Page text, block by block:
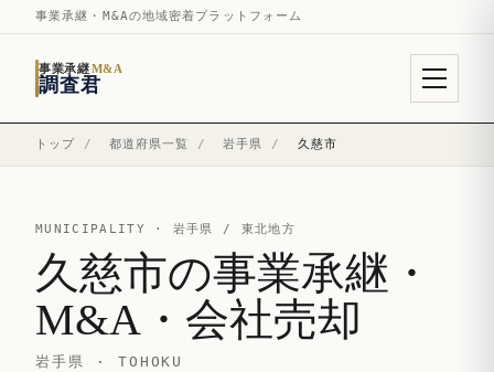
事業承継・M&Aの地域密着プラットフォーム
事業承継M&A
調査君
トップ / 都道府県一覧 / 岩手県 / 久慈市
MUNICIPALITY · 岩手県 / 東北地方
久慈市の事業承継・
M&A・会社売却
岩手県 · TOHOKU